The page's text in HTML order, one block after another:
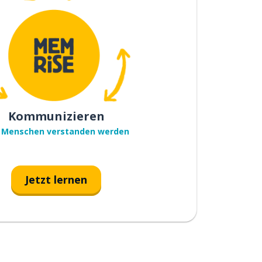
Kommunizieren
Menschen verstanden werden
Jetzt lernen